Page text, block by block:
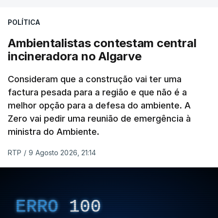
atingiu 20,96°C. O anterior recorde tinha sido
estabelecido em julho de 2023, com 20,89°C.
Este recorde é enquadrado pelos cientistas do
Copernicusnumatendência mais ampla de
aquecimento climático
vários os impactos. Nos ecossistemas marinhos,
por exemplo, háalteração das rotas migratórias
POLÍTICA
Ambientalistas contestam central
incineradora no Algarve
Consideram que a construção vai ter uma
factura pesada para a região e que não é a
melhor opção para a defesa do ambiente. A
Zero vai pedir uma reunião de emergência à
ministra do Ambiente.
RTP / 9 Agosto 2026, 21:14
ERRO 100